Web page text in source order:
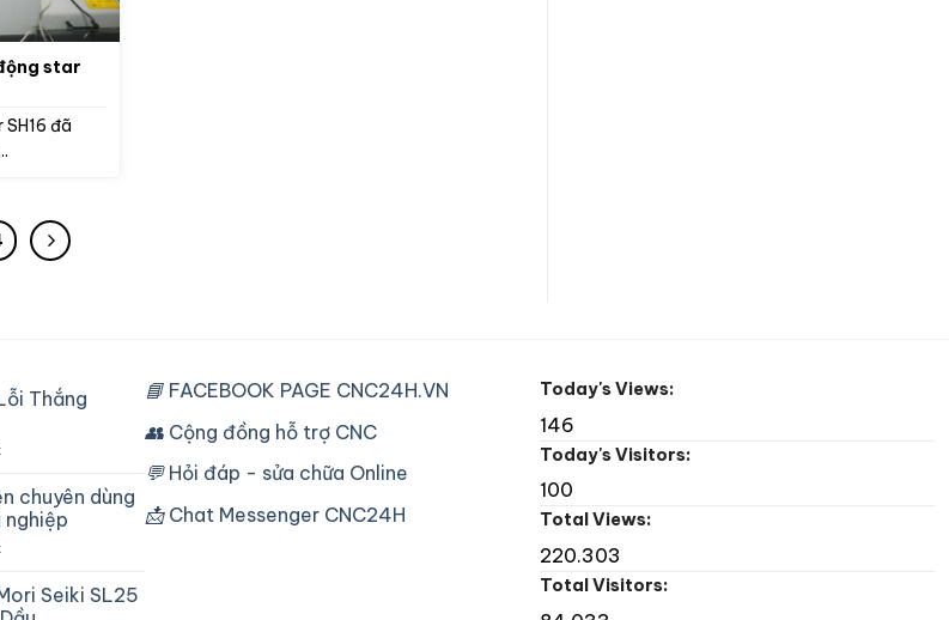
star
SH16 đã
Thắng
ở
Máy
CNC
Lỗi
Chậm
Do
chuyên dùng
nghiệp
ở
điều
hòa
Seiki SL25
📘 FACEBOOK PAGE CNC24H.VN
👥 Cộng đồng hỗ trợ CNC
💬Hỏi đáp - sửa chữa Online
📩Chat Messenger CNC24H
Today's Views:
146
Today's Visitors:
100
Total Views:
220.303
Total Visitors: